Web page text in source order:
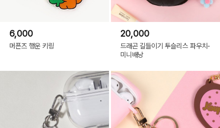
6,000
머픈즈 행운 키링
20,000
드래곤 길들이기 투슬리스 파우치-
미니배낭